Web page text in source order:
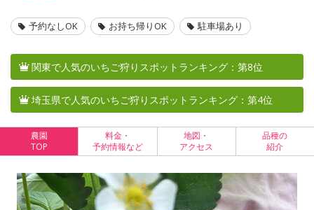
予約なしOK お持ち帰りOK 駐車場あり
関東で人気のいちご狩りスポットランキング：第8位
埼玉県で人気のいちご狩りスポットランキング：第4位
農園
TOP
料金・
予約情報など
地図・
アクセス
品種の
紹介